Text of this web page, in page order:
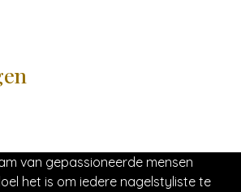
van gepassioneerde mensen
het is om iedere nagelstyliste te